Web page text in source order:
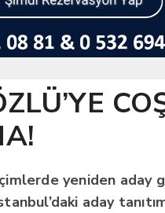
yeniden aday
aday